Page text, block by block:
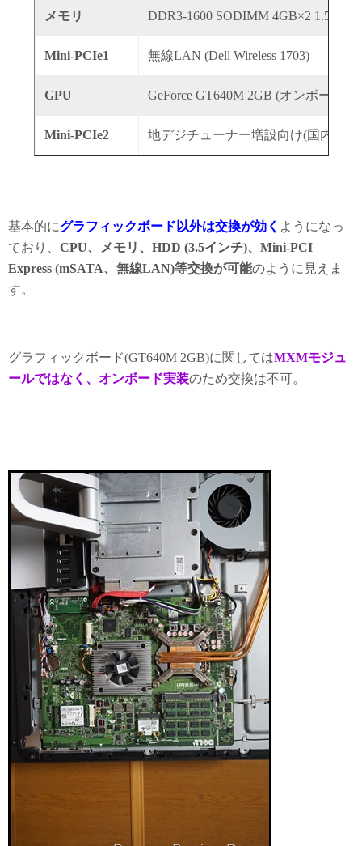
メモリ DDR3-1600 SODIMM 4GB×2 1.5V
Mini-PCIe1 無線LAN (Dell Wireless 1703)
GPU GeForce GT640M 2GB (オンボード)
Mini-PCIe2 地デジチューナー増設向け(国内で
基本的にグラフィックボード以外は交換が効く ようになっ
ており、 CPU、メモリ、HDD (3.5インチ)、Mini-PCI
Express (mSATA、無線LAN)等交換が可能のように見えま
す。
グラフィックボード(GT640M 2GB)に関してはMXMモジュ
ールではなく、オンボード実装のため交換は不可。